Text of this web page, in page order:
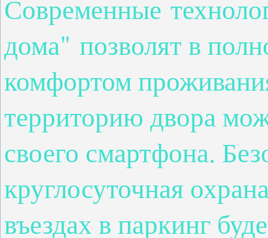
Современные
дома" позволят в
комфортом
территорию двора
своего смартфона.
круглосуточная
въездах в паркинг